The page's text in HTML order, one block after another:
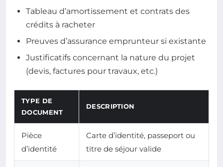
Tableau d’amortissement et contrats des
crédits à racheter
Preuves d’assurance emprunteur si existante
Justificatifs concernant la nature du projet
(devis, factures pour travaux, etc.)
TYPE DE
DOCUMENT
DESCRIPTION
Pièce
d’identité
Carte d’identité, passeport ou
titre de séjour valide